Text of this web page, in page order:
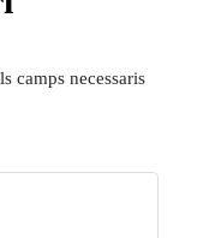
camps necessaris